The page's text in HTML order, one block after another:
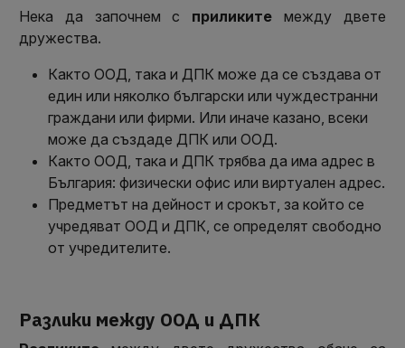
Нека да започнем с приликите между двете
дружества.
Както ООД, така и ДПК може да се създава от
един или няколко български или чуждестранни
граждани или фирми. Или иначе казано, всеки
може да създаде ДПК или ООД.
Както ООД, така и ДПК трябва да има адрес в
България: физически офис или виртуален адрес.
Предметът на дейност и срокът, за който се
учредяват ООД и ДПК, се определят свободно
от учредителите.
Разлики между ООД и ДПК